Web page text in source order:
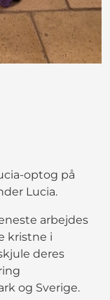
optog på
Lucia.
arbejdes
kristne i
deres
og Sverige.